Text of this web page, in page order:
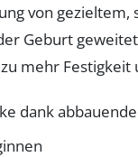
von
Geburt
mehr Festigkeit
dank